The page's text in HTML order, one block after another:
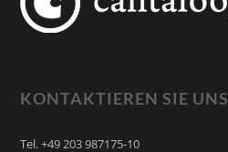
KONTAKTIEREN SIE UNS
Tel. +49 203 987175-10